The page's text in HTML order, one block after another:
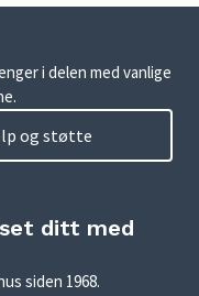
i delen med vanlige
og støtte
ditt med
siden 1968.